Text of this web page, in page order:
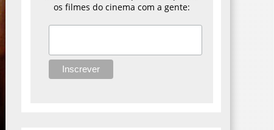
os filmes do cinema com a gente: